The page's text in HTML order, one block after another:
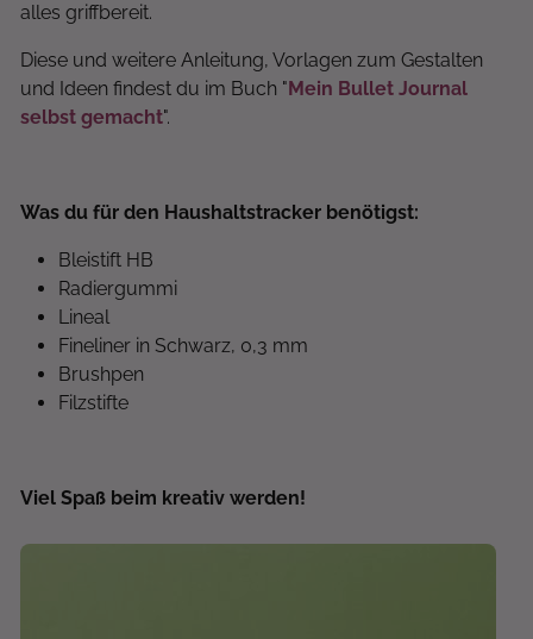
alles griffbereit.
Diese und weitere Anleitung, Vorlagen zum Gestalten
und Ideen findest du im Buch "Mein Bullet Journal
selbst gemacht".
Was du für den Haushaltstracker benötigst:
Bleistift HB
Radiergummi
Lineal
Fineliner in Schwarz, 0,3 mm
Brushpen
Filzstifte
Viel Spaß beim kreativ werden!